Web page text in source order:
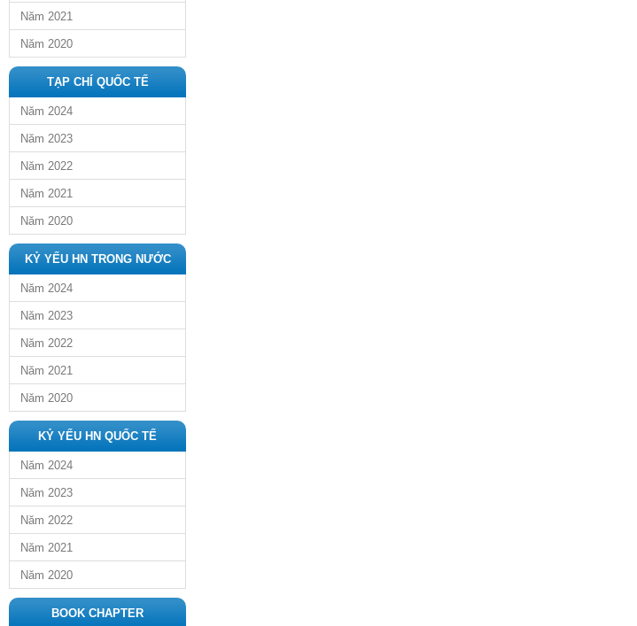
Năm 2021
Năm 2020
TẠP CHÍ QUỐC TẾ
Năm 2024
Năm 2023
Năm 2022
Năm 2021
Năm 2020
KỶ YẾU HN TRONG NƯỚC
Năm 2024
Năm 2023
Năm 2022
Năm 2021
Năm 2020
KỶ YẾU HN QUỐC TẾ
Năm 2024
Năm 2023
Năm 2022
Năm 2021
Năm 2020
BOOK CHAPTER